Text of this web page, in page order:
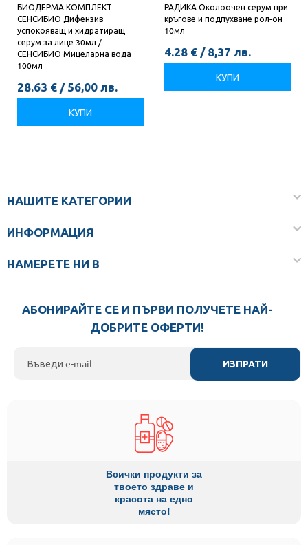
БИОДЕРМА КОМПЛЕКТ
СЕНСИБИО Дифензив
успокояващ и хидратиращ
серум за лице 30мл /
СЕНСИБИО Мицеларна вода
100мл
28.63 € / 56,00 лв.
КУПИ
РАДИКА Околоочен серум при
кръгове и подпухване рол-он
10мл
4.28 € / 8,37 лв.
КУПИ
НАШИТЕ КАТЕГОРИИ
ИНФОРМАЦИЯ
НАМЕРЕТЕ НИ В
АБОНИРАЙТЕ СЕ И ПЪРВИ ПОЛУЧЕТЕ НАЙ-
ДОБРИТЕ ОФЕРТИ!
ИЗПРАТИ
Всички продукти за
твоето здраве и
красота на едно
място!